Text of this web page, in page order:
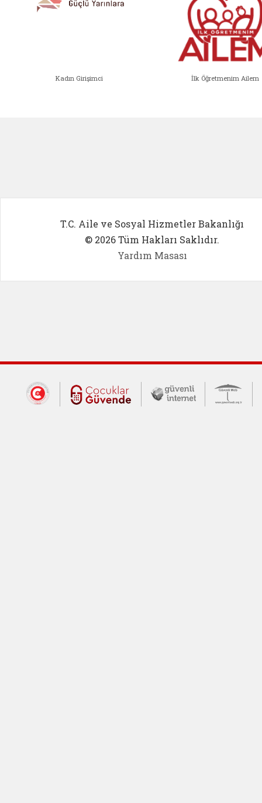
Kadın Girişimci İlk Öğretmenim Ailem
T.C. Aile ve Sosyal Hizmetler Bakanlığı
© 2026 Tüm Hakları Saklıdır.
Yardım Masası
Dış Bağlantılar
Cumhurbaşkanlığı İletişim Merkezi
Çocuklar Güvende (yeni
Güvenli